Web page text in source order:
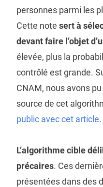
personnes parmi les
Cette note sert à
devant faire l’objet
élevée, plus la
contrôlé est grande.
CNAM, nous avons
source de cet
public avec cet article
L’algorithme cible
précaires. Ces
présentées dans des